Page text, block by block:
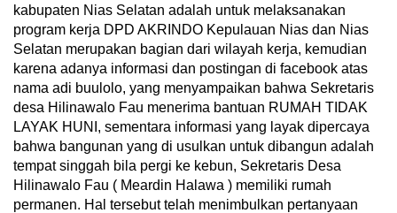
kabupaten Nias Selatan adalah untuk melaksanakan
program kerja DPD AKRINDO Kepulauan Nias dan Nias
Selatan merupakan bagian dari wilayah kerja, kemudian
karena adanya informasi dan postingan di facebook atas
nama adi buulolo, yang menyampaikan bahwa Sekretaris
desa Hilinawalo Fau menerima bantuan RUMAH TIDAK
LAYAK HUNI, sementara informasi yang layak dipercaya
bahwa bangunan yang di usulkan untuk dibangun adalah
tempat singgah bila pergi ke kebun, Sekretaris Desa
Hilinawalo Fau ( Meardin Halawa ) memiliki rumah
permanen. Hal tersebut telah menimbulkan pertanyaan